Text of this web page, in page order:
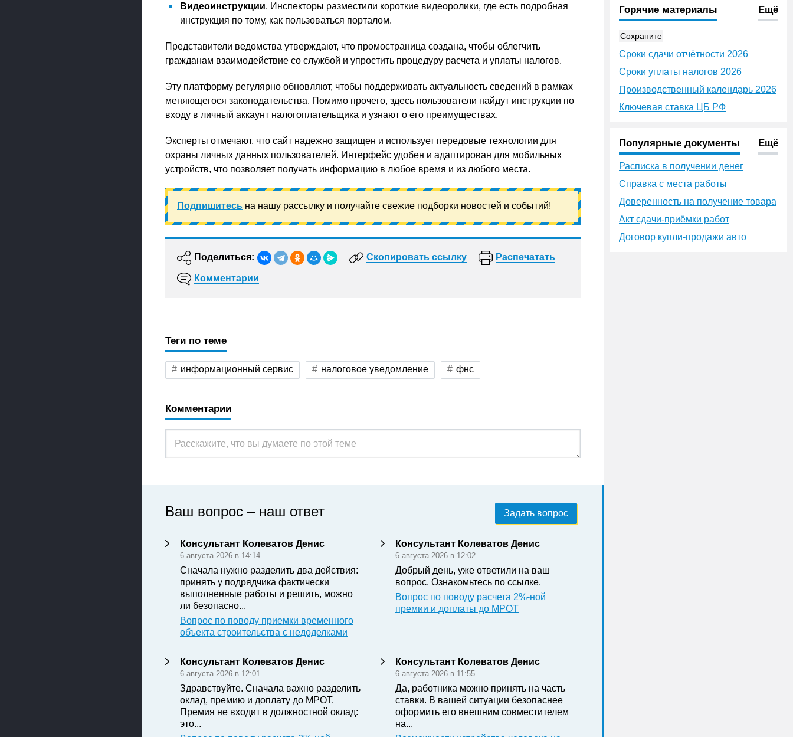
Видеоинструкции. Инспекторы разместили короткие видеоролики, где есть подробная
инструкция по тому, как пользоваться порталом.
Представители ведомства утверждают, что промостраница создана, чтобы облегчить
гражданам взаимодействие со службой и упростить процедуру расчета и уплаты налогов.
Эту платформу регулярно обновляют, чтобы поддерживать актуальность сведений в рамках
меняющегося законодательства. Помимо прочего, здесь пользователи найдут инструкции по
входу в личный аккаунт налогоплательщика и узнают о его преимуществах.
Эксперты отмечают, что сайт надежно защищен и использует передовые технологии для
охраны личных данных пользователей. Интерфейс удобен и адаптирован для мобильных
устройств, что позволяет получать информацию в любое время и из любого места.
Подпишитесь на нашу рассылку и получайте свежие подборки новостей и событий!
Поделиться: Скопировать ссылку Распечатать
Комментарии
Теги по теме
информационный сервис налоговое уведомление фнс
Комментарии
Ваш вопрос – наш ответ Задать вопрос
Консультант Колеватов Денис
6 августа 2026 в 14:14
Сначала нужно разделить два действия:
принять у подрядчика фактически
выполненные работы и решить, можно
ли безопасно...
Вопрос по поводу приемки временного
объекта строительства с недоделками
Консультант Колеватов Денис
6 августа 2026 в 12:02
Добрый день, уже ответили на ваш
вопрос. Ознакомьтесь по ссылке .
Вопрос по поводу расчета 2%-ной
премии и доплаты до МРОТ
Консультант Колеватов Денис
6 августа 2026 в 12:01
Здравствуйте. Сначала важно разделить
оклад, премию и доплату до МРОТ.
Премия не входит в должностной оклад:
это...
Консультант Колеватов Денис
6 августа 2026 в 11:55
Да, работника можно принять на часть
ставки. В вашей ситуации безопаснее
оформить его внешним совместителем
на...
Горячие материалы Ещё
Сохраните
Сроки сдачи отчётности 2026
Сроки уплаты налогов 2026
Производственный календарь 2026
Ключевая ставка ЦБ РФ
Популярные документы Ещё
Расписка в получении денег
Справка с места работы
Доверенность на получение товара
Акт сдачи-приёмки работ
Договор купли-продажи авто